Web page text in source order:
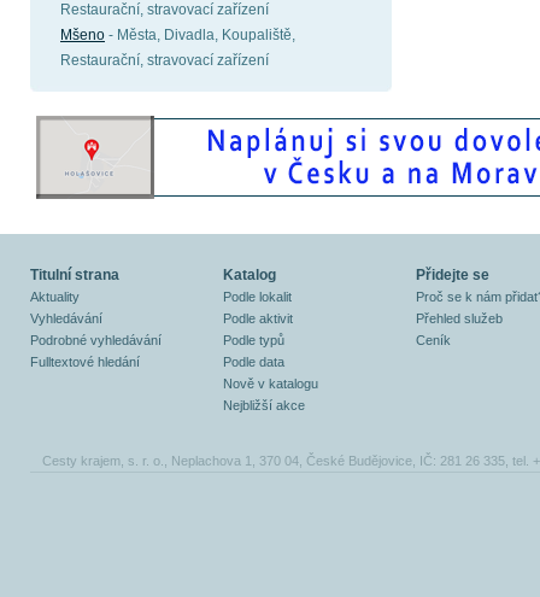
Restaurační, stravovací zařízení
Mšeno - Města, Divadla, Koupaliště,
Restaurační, stravovací zařízení
Titulní strana
Aktuality
Vyhledávání
Podrobné vyhledávání
Fulltextové hledání
Katalog
Podle lokalit
Podle aktivit
Podle typů
Podle data
Nově v katalogu
Nejbližší akce
Přidejte se
Proč se k nám
Přehled služeb
Ceník
Cesty krajem, s. r. o., Neplachova 1, 370 04, České Budějovice, IČ: 281 26 335, tel.